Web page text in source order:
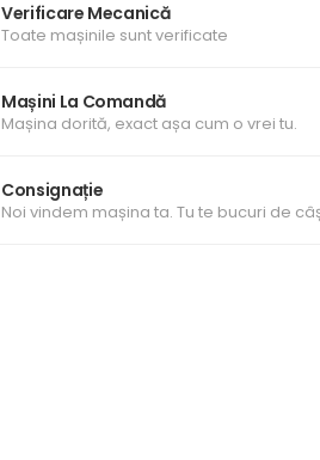
Verificare Mecanică
Toate mașinile sunt verificate
Mașini La Comandă
Mașina dorită, exact așa cum o vrei tu.
Consignație
Noi vindem mașina ta. Tu te bucuri de